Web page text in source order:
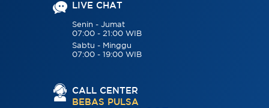
LIVE CHAT
Senin - Jumat
07:00 - 21:00 WIB
Sabtu - Minggu
07:00 - 19:00 WIB
CALL CENTER
BEBAS PULSA